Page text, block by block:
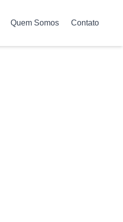
Quem Somos Contato